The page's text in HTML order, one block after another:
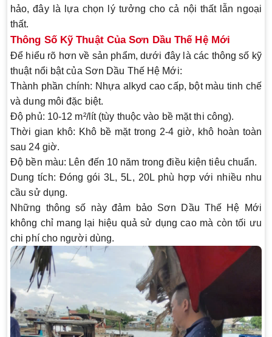
hảo, đây là lựa chọn lý tưởng cho cả nội thất lẫn ngoại
thất.
Thông Số Kỹ Thuật Của Sơn Dầu Thế Hệ Mới
Để hiểu rõ hơn về sản phẩm, dưới đây là các thông số kỹ
thuật nổi bật của Sơn Dầu Thế Hệ Mới:
Thành phần chính: Nhựa alkyd cao cấp, bột màu tinh chế
và dung môi đặc biệt.
Độ phủ: 10-12 m²/lít (tùy thuộc vào bề mặt thi công).
Thời gian khô: Khô bề mặt trong 2-4 giờ, khô hoàn toàn
sau 24 giờ.
Độ bền màu: Lên đến 10 năm trong điều kiện tiêu chuẩn.
Dung tích: Đóng gói 3L, 5L, 20L phù hợp với nhiều nhu
cầu sử dụng.
Những thông số này đảm bảo Sơn Dầu Thế Hệ Mới
không chỉ mang lại hiệu quả sử dụng cao mà còn tối ưu
chi phí cho người dùng.